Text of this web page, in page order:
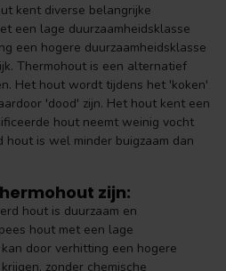
kent diverse belangrijke
een lage duurzaamheidsklasse
een hogere duurzaamheidsklasse
Thermohout is een alternatief
Het hout wordt tijdens het 'koken'
'dood' zijn. Het hout kent een
hout neemt weinig vocht
hout is wel minder buigzaam dan
zijn:
hout is duurzaam en
hout met een lage
door verhitting een hogere
zonder chemische